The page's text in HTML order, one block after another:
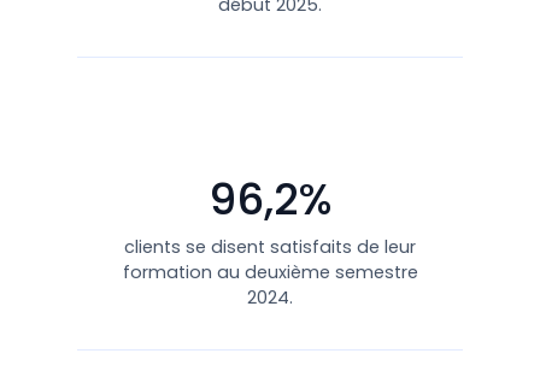
début 2025.
96,2%
clients se disent satisfaits de leur
formation au deuxième semestre
2024.